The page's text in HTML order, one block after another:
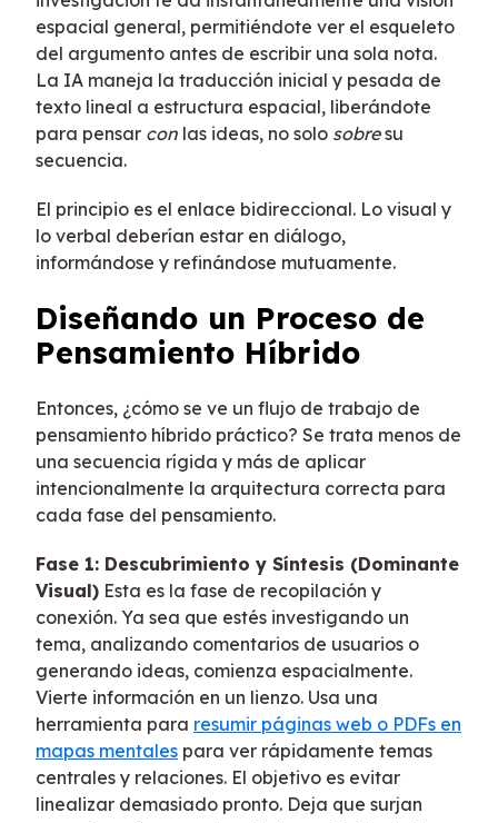
espacial general, permitiéndote ver el esqueleto
del argumento antes de escribir una sola nota.
La IA maneja la traducción inicial y pesada de
texto lineal a estructura espacial, liberándote
para pensar con las ideas, no solo sobresu
secuencia.
El principio es el enlace bidireccional. Lo visual y
lo verbal deberían estar en diálogo,
informándose y refinándose mutuamente.
Diseñando un Proceso de
Pensamiento Híbrido
Entonces, ¿cómo se ve un flujo de trabajo de
pensamiento híbrido práctico? Se trata menos de
una secuencia rígida y más de aplicar
intencionalmente la arquitectura correcta para
cada fase del pensamiento.
Fase 1: Descubrimiento y Síntesis (Dominante
Visual) Esta es la fase de recopilación y
conexión. Ya sea que estés investigando un
tema, analizando comentarios de usuarios o
generando ideas, comienza espacialmente.
Vierte información en un lienzo. Usa una
herramienta para resumir páginas web o PDFs en
mapas mentales para ver rápidamente temas
centrales y relaciones. El objetivo es evitar
linealizar demasiado pronto. Deja que surjan